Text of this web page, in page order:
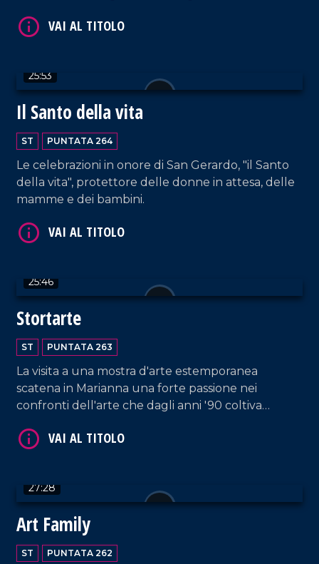
25:53
Il Santo della vita
ST PUNTATA 264
Le celebrazioni in onore di San Gerardo, "il Santo
della vita", protettore delle donne in attesa, delle
mamme e dei bambini.
25:46
Stortarte
ST PUNTATA 263
La visita a una mostra d'arte estemporanea
scatena in Marianna una forte passione nei
confronti dell'arte che dagli anni '90 coltiva
materiali di ogni tipo.
27:28
Art Family
ST PUNTATA 262
VAI AL TITOLO
VAI AL TITOLO